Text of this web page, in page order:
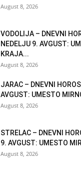
August 8, 2026
VODOLIJA – DNEVNI
NEDELJU 9. AVGUST:
KRAJA...
August 8, 2026
JARAC – DNEVNI
AVGUST: UMESTO
August 8, 2026
STRELAC – DNEVNI
9. AVGUST: UMESTO
August 8, 2026